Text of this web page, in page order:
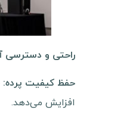
راحتی و دسترسی
حفظ کیفیت پرده:
افزایش می‌دهد.